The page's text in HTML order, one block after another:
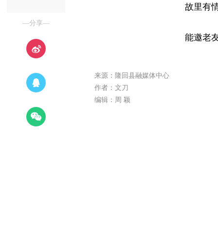
—分享—
故里有
能邀老
来源：隆回县融媒体中心
作者：文刀
编辑：周 颖